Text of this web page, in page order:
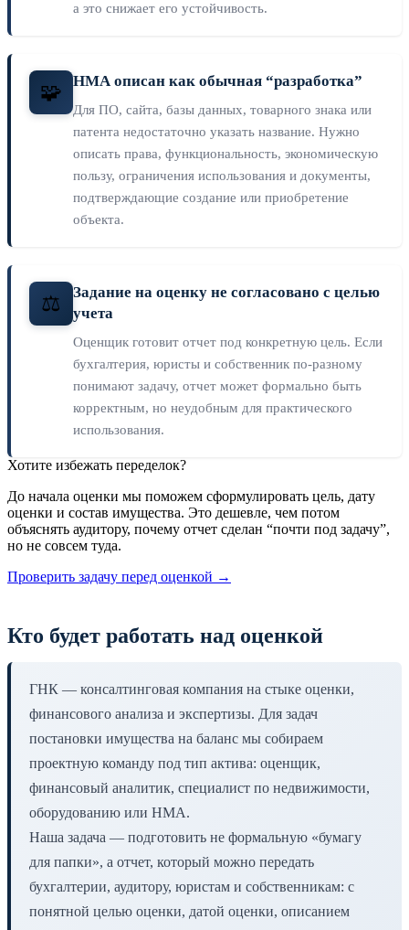
а это снижает его устойчивость.
🧩 НМА описан как обычная “разработка”
Для ПО, сайта, базы данных, товарного знака или
патента недостаточно указать название. Нужно
описать права, функциональность, экономическую
пользу, ограничения использования и документы,
подтверждающие создание или приобретение
объекта.
⚖️
Задание на оценку не согласовано с целью
учета
Оценщик готовит отчет под конкретную цель. Если
бухгалтерия, юристы и собственник по-разному
понимают задачу, отчет может формально быть
корректным, но неудобным для практического
использования.
Хотите избежать переделок?
До начала оценки мы поможем сформулировать цель, дату
оценки и состав имущества. Это дешевле, чем потом
объяснять аудитору, почему отчет сделан “почти под задачу”,
но не совсем туда.
Проверить задачу перед оценкой →
Кто будет работать над оценкой
ГНК — консалтинговая компания на стыке оценки,
финансового анализа и экспертизы. Для задач
постановки имущества на баланс мы собираем
проектную команду под тип актива: оценщик,
финансовый аналитик, специалист по недвижимости,
оборудованию или НМА.
Наша задача — подготовить не формальную «бумагу
для папки», а отчет, который можно передать
бухгалтерии, аудитору, юристам и собственникам: с
понятной целью оценки, датой оценки, описанием